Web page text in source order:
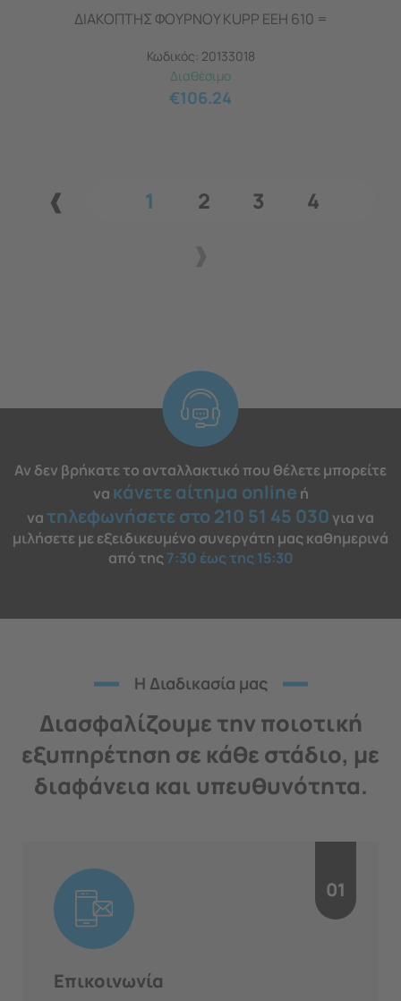
ΔΙΑΚΟΠΤΗΣ ΦΟΥΡΝΟΥ KUPP EEH 610 =
Κωδικός: 20133018
Διαθέσιμο
€106.24
1 2 3 4
Αν δεν βρήκατε το ανταλλακτικό που θέλετε μπορείτε
να κάνετε αίτημα online ή
νατηλεφωνήσετε στο 210 51 45 030 για να
μιλήσετε με εξειδικευμένο συνεργάτη μας καθημερινά
από της7:30 έως της 15:30
H Διαδικασία μας
Διασφαλίζουμε την ποιοτική
εξυπηρέτηση σε κάθε στάδιο, με
διαφάνεια και υπευθυνότητα.
01
Επικοινωνία